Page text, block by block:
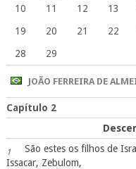
10
11 12 13
19
20 21 22
28
29
JOÃO FERREIRA DE
Capítulo 2
1
São estes os filhos de
Issacar, Zebulom,